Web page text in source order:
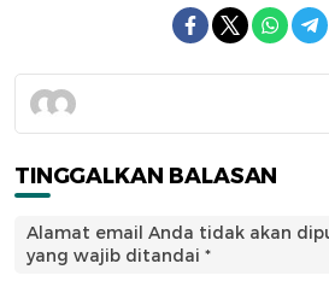
TINGGALKAN BALASAN
Alamat email Anda tidak akan
yang wajib ditandai *